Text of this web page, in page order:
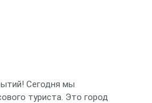
Сегодня мы
туриста. Это город